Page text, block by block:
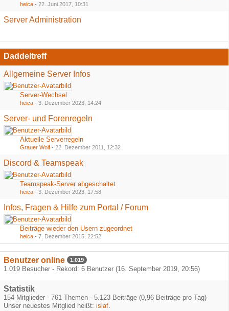
heica - 22. Juni 2017, 10:31
Server Administration
Daddeltreff
Allgemeine Server Infos
Server-Wechsel
heica - 3. Dezember 2023, 14:24
Server- und Forenregeln
Aktuelle Serverregeln
Grauer Wolf - 22. Dezember 2011, 12:32
Discord & Teamspeak
Teamspeak-Server abgeschaltet
heica - 3. Dezember 2023, 17:58
Infos, Fragen & Hilfe zum Portal / Forum
Beiträge wieder den Usern zugeordnet
heica - 7. Dezember 2015, 22:52
Benutzer online 1.019
1.019 Besucher - Rekord: 6 Benutzer (16. September 2019, 20:56)
Statistik
154 Mitglieder - 761 Themen - 5.123 Beiträge (0,96 Beiträge pro Tag)
Unser neuestes Mitglied heißt: islaf